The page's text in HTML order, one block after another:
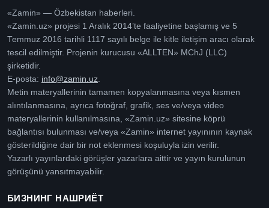
«Zamin» — Özbekistan haberleri.
«Zamin.uz» projesi 1 Aralık 2014’te faaliyetine başlamış ve 5
Temmuz 2016 tarihli 1117 sayılı belge ile kitle iletişim aracı olarak
tescil edilmiştir. Projenin kurucusu «ALLTEN» MChJ (LLC)
şirketidir.
E-posta: info@zamin.uz
Metin materyallerinin tamamen kopyalanmasına veya kısmen
alıntılanmasına, ayrıca fotoğraf, grafik, ses ve/veya video
materyallerinin kullanılmasına, «Zamin.uz» sitesine köprü
bağlantısı bulunması ve/veya «Zamin» internet yayınının kaynak
gösterildiğine dair bir not eklenmesi koşuluyla izin verilir.
Yazarlı yayınlardaki görüşler yazarlara aittir ve yayın kurulunun
görüşünü yansıtmayabilir.
БИЗНИНГ НАШРИЁТ